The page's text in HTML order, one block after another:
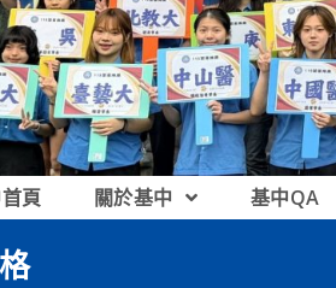
頁 關於基中 基中QA